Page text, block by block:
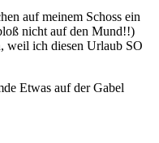
auf meinem Schoss ein
nicht auf den Mund!!)
weil ich diesen Urlaub SO
Etwas auf der Gabel